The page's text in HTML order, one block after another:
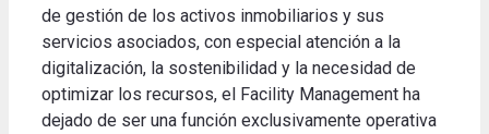
de gestión de los activos inmobiliarios y sus
servicios asociados, con especial atención a la
digitalización, la sostenibilidad y la necesidad de
optimizar los recursos, el Facility Management ha
dejado de ser una función exclusivamente operativa